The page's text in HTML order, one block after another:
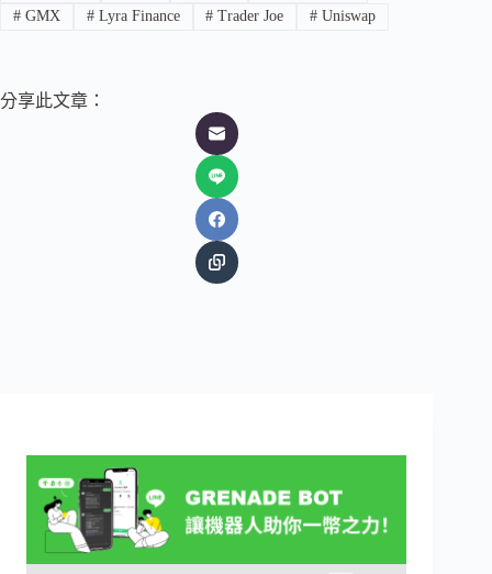
#GMX #Lyra Finance # Trader Joe # Uniswap
分享此文章：